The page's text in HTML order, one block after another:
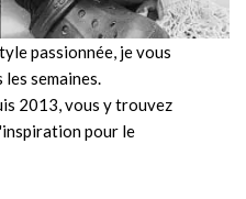
passionnée, je vous
semaines.
2013, vous y trouvez
pour le